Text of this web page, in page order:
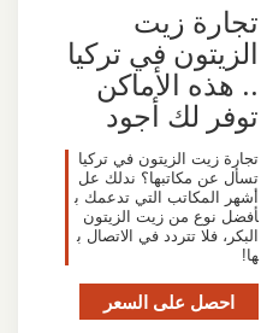
تجارة زيت
الزيتون في تركيا
.. هذه الأماكن
توفر لك أجود
تجارة زيت الزيتون في تركيا
تسأل عن مكاتبها؟ ندلك عل
أشهر المكاتب التي تدعمك ب
أفضل نوع من زيت الزيتون
البكر، فلا تتردد في الاتصال ب
ها!
احصل على السعر